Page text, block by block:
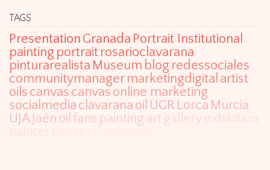
TAGS
Presentation Granada Portrait Institutional
painting portrait rosarioclavarana
pinturarealista Museum blog redessociales
communitymanager marketingdigital artist
oils canvas canvas online marketing
socialmedia clavarana oil UGR Lorca Murcia
UJA Jaén oil fans painting art galleryexhibition